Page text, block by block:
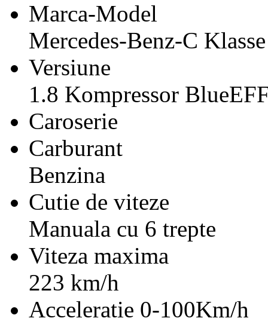
Marca-Model
Mercedes-Benz-C Klasse
Versiune
1.8 Kompressor
Caroserie
Carburant
Benzina
Cutie de viteze
Manuala cu 6 trepte
Viteza maxima
223 km/h
Acceleratie 0-100Km/h